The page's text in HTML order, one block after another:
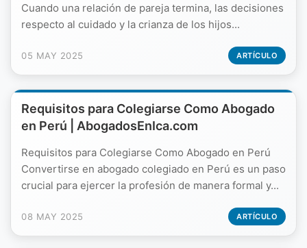
Cuando una relación de pareja termina, las decisiones
respecto al cuidado y la crianza de los hijos...
05 MAY 2025 ARTÍCULO
Requisitos para Colegiarse Como Abogado
en Perú | AbogadosEnIca.com
Requisitos para Colegiarse Como Abogado en Perú
Convertirse en abogado colegiado en Perú es un paso
crucial para ejercer la profesión de manera formal y...
08 MAY 2025 ARTÍCULO